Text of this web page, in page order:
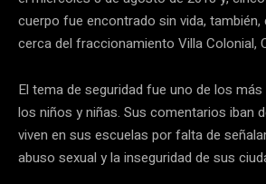
cuerpo fue encontrado sin vida, también,
cerca del fraccionamiento Villa Colonial,
El tema de seguridad fue uno de los
los niños y niñas. Sus comentarios iban
viven en sus escuelas por falta de
abuso sexual y la inseguridad de sus